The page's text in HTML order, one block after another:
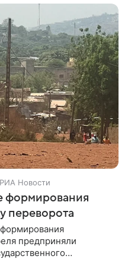
12 тысяч
при участии
наемников-
в том числе ПЗРК
комплексы —
“Стингер” и
военном ведомстве.
Новости
формирования
переворота
предприняли